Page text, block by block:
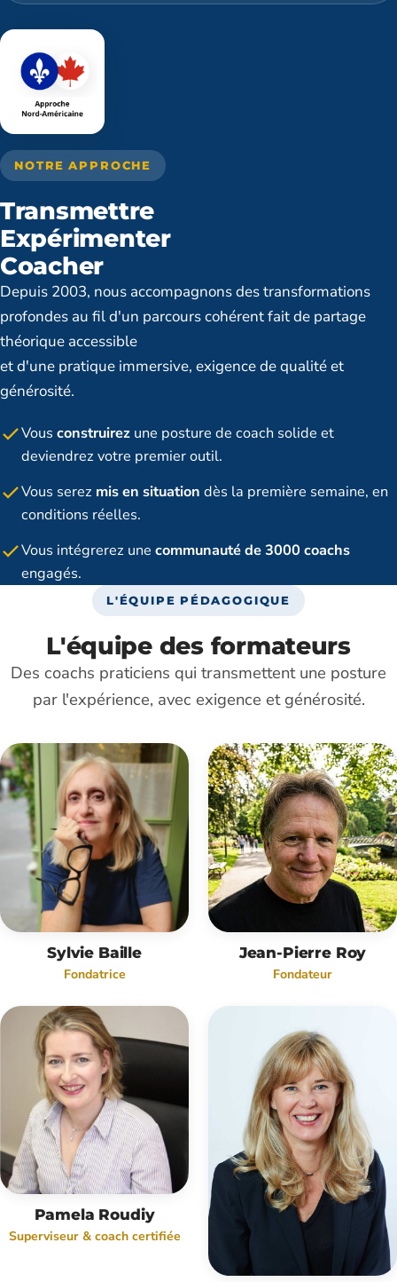
NOTRE APPROCHE
Transmettre
Expérimenter
Coacher
Depuis 2003, nous accompagnons des transformations
profondes au fil d'un parcours cohérent fait de partage
théorique accessible
et d'une pratique immersive, exigence de qualité et
générosité.
Vous construirez une posture de coach solide et
deviendrez votre premier outil.
Vous serez mis en situation dès la première semaine, en
conditions réelles.
Vous intégrerez une communauté de 3000 coachs
engagés.
L'ÉQUIPE PÉDAGOGIQUE
L'équipe des formateurs
Des coachs praticiens qui transmettent une posture
par l'expérience, avec exigence et générosité.
Sylvie Baille
Fondatrice
Jean-Pierre Roy
Fondateur
Pamela Roudiy
Superviseur & coach certifiée